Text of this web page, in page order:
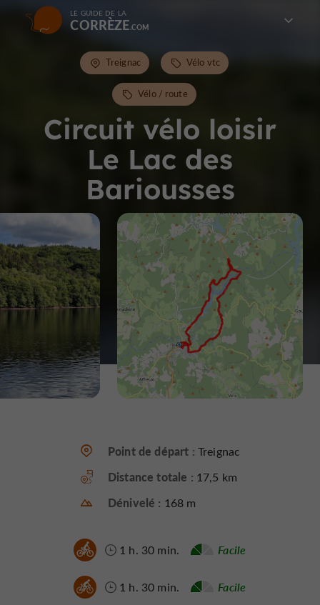
LE GUIDE DE LA
CORRÈZE
Circuit vélo loisir
Le Lac des
Bariousses
Treignac Vélo vtc
Vélo / route
Point de départ : Treignac
Distance totale : 17,5 km
Dénivelé : 168 m
1 h. 30 min. Facile
1 h. 30 min. Facile